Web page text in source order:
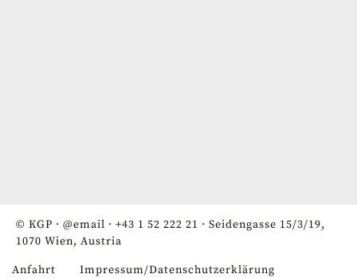
© KGP · @email · +43 1 52 222 21 · Seidengasse 15/3/19,
1070 Wien, Austria
Anfahrt Impressum/Datenschutzerklärung